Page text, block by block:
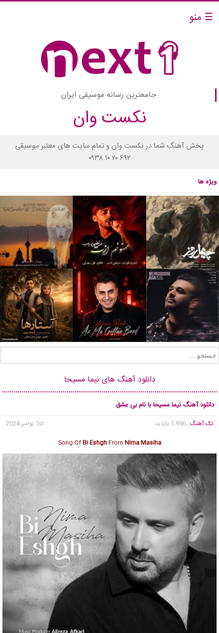
☰ منو
جامعترین رسانه موسیقی ایران
نکست وان
پخش آهنگ شما در نکست وان و تمام سایت های معتبر موسیقی
۰۹۳۸ ۱۰ ۲۰ ۶۹۲
ویژه ها
دانلود آهنگ های نیما مسیحا
دانلود آهنگ نیما مسیحا با نام بی عشق
تک آهنگ , 1,996 بازدید
1st نوامبر 2024
Song OfBi EshghFrom Nima Masiha